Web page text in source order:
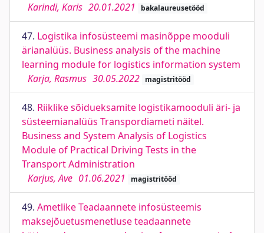
Karindi, Karis 20.01.2021 bakalaureusetööd
47. Logistika infosüsteemi masinõppe mooduli
ärianalüüs. Business analysis of the machine
learning module for logistics information system
Karja, Rasmus 30.05.2022 magistritööd
48. Riiklike sõidueksamite logistikamooduli äri- ja
süsteemianalüüs Transpordiameti näitel.
Business and System Analysis of Logistics
Module of Practical Driving Tests in the
Transport Administration
Karjus, Ave 01.06.2021 magistritööd
49. Ametlike Teadaannete infosüsteemis
maksejõuetusmenetluse teadaannete